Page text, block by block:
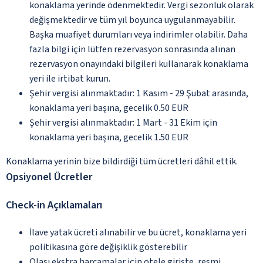
konaklama yerinde ödenmektedir. Vergi sezonluk olarak
değişmektedir ve tüm yıl boyunca uygulanmayabilir.
Başka muafiyet durumları veya indirimler olabilir. Daha
fazla bilgi için lütfen rezervasyon sonrasında alınan
rezervasyon onayındaki bilgileri kullanarak konaklama
yeri ile irtibat kurun.
Şehir vergisi alınmaktadır: 1 Kasım - 29 Şubat arasında,
konaklama yeri başına, gecelik 0.50 EUR
Şehir vergisi alınmaktadır: 1 Mart - 31 Ekim için
konaklama yeri başına, gecelik 1.50 EUR
Konaklama yerinin bize bildirdiği tüm ücretleri dâhil ettik.
Opsiyonel Ücretler
Check-in Açıklamaları
İlave yatak ücreti alınabilir ve bu ücret, konaklama yeri
politikasına göre değişiklik gösterebilir